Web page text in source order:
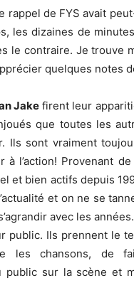
rappel de FYS avait
les dizaines de
le contraire. Je trouve
quelques notes
Jakefirent leur
que toutes les
Ils sont vraiment
à l’action! Provenant
et bien actifs depuis
et on ne se
avec les
public. Ils prennent le
les chansons, de
public sur la scène et